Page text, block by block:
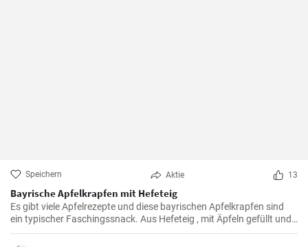
Speichern Aktie 13
Bayrische Apfelkrapfen mit Hefeteig
Es gibt viele Apfelrezepte und diese bayrischen Apfelkrapfen sind
ein typischer Faschingssnack. Aus Hefeteig , mit Äpfeln gefüllt und
saftig frittiert werden sie nachher in Zimtzucker gewälzt und frisch
genossen.